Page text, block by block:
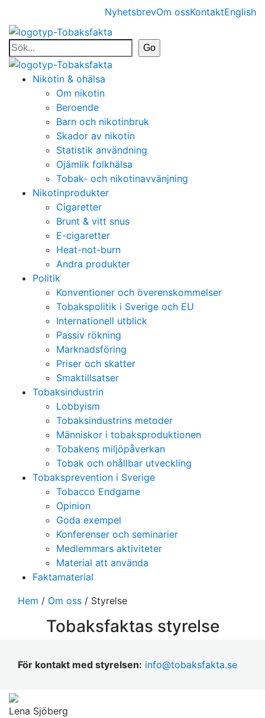
NyhetsbrevOm ossKontaktEnglish
Nikotin & ohälsa
Om nikotin
Beroende
Barn och nikotinbruk
Skador av nikotin
Statistik användning
Ojämlik folkhälsa
Tobak- och nikotinavvänjning
Nikotinprodukter
Cigaretter
Brunt & vitt snus
E-cigaretter
Heat-not-burn
Andra produkter
Politik
Konventioner och överenskommelser
Tobakspolitik i Sverige och EU
Internationell utblick
Passiv rökning
Marknadsföring
Priser och skatter
Smaktillsatser
Tobaksindustrin
Lobbyism
Tobaksindustrins metoder
Människor i tobaksproduktionen
Tobakens miljöpåverkan
Tobak och ohållbar utveckling
Tobaksprevention i Sverige
Tobacco Endgame
Opinion
Goda exempel
Konferenser och seminarier
Medlemmars aktiviteter
Material att använda
Faktamaterial
Hem / Om oss / Styrelse
Tobaksfaktas styrelse
För kontakt med styrelsen: info@tobaksfakta.se
Lena Sjöberg